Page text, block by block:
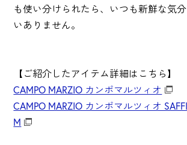
も使い分けられたら、いつも新鮮な気
いありません。
【ご紹介したアイテム詳細はこちら】
CAMPO MARZIO カンポマルツィオ
CAMPO MARZIO カンポマルツィオ
M